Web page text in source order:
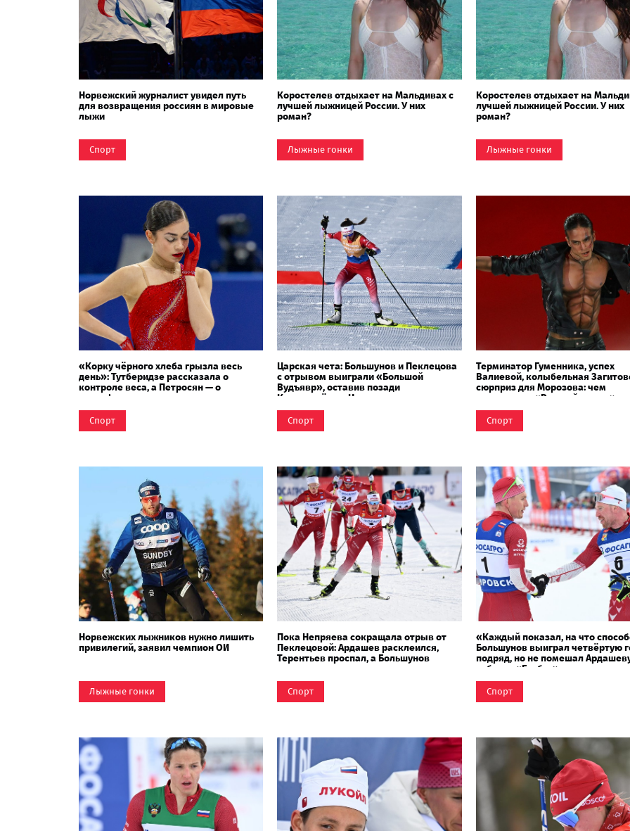
Норвежский журналист увидел путь
для возвращения россиян в мировые
лыжи
Спорт
Коростелев отдыхает на Мальдивах с
лучшей лыжницей России. У них
роман?
Лыжные гонки
Коростелев отдыхает на
лучшей лыжницей России. У них
роман?
Лыжные гонки
«Корку чёрного хлеба грызла весь
день»: Тутберидзе рассказала о
контроле веса, а Петросян — о
трансформации тела
Спорт
Царская чета: Большунов и Пеклецова
с отрывом выиграли «Большой
Вудъявр», оставив позади
Коростелёва и Непряеву
Спорт
Терминатор Гуменника, успех
Валиевой, колыбельная
сюрприз для Морозова: чем
запомнился «Русский вызов»
Спорт
Норвежских лыжников нужно лишить
привилегий, заявил чемпион ОИ
Лыжные гонки
Пока Непряева сокращала отрыв от
Пеклецовой: Ардашев расклеился,
Терентьев проспал, а Большунов
Спорт
«Каждый показал, на что
Большунов выиграл четвёртую
подряд, но не помешал
забрать «Глобус»
Спорт